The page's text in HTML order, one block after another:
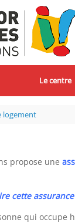
Le centre
logement
propose une
cette assurance
qui occupe